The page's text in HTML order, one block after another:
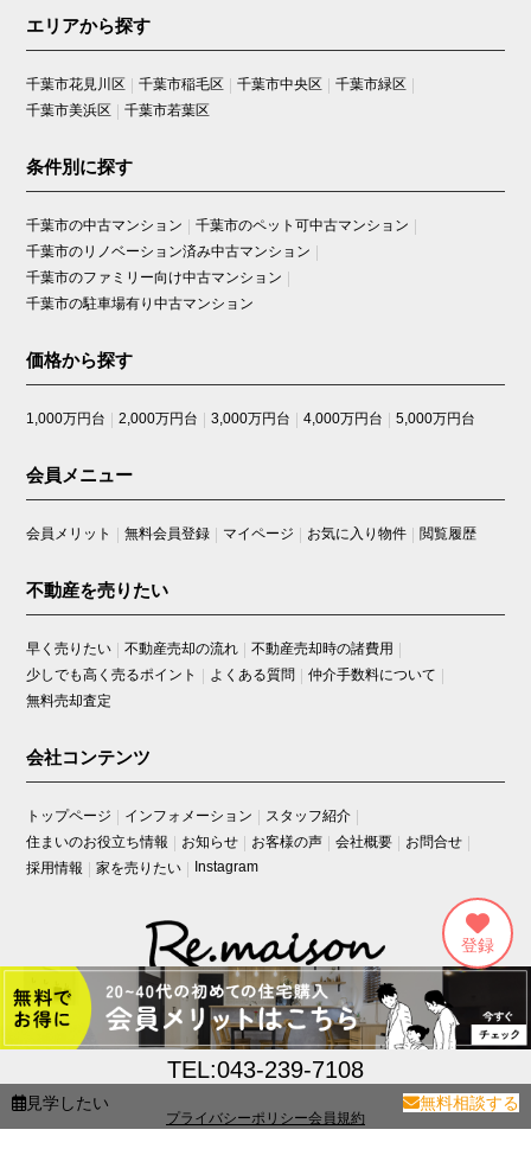
エリアから探す
千葉市花見川区 千葉市稲毛区 千葉市中央区
千葉市緑区
千葉市美浜区
千葉市若葉区
条件別に探す
千葉市の中古マンション
千葉市のペット可中古マンション
千葉市のリノベーション済み中古マンション
千葉市のファミリー向け中古マンション
千葉市の駐車場有り中古マンション
価格から探す
1,000万円台 2,000万円台 3,000万円台 4,000万円台 5,000万円台
会員メニュー
会員メリット 無料会員登録 マイページ お気に入り物件 閲覧履歴
不動産を売りたい
早く売りたい 不動産売却の流れ
不動産売却時の諸費用
少しでも高く売るポイント
よくある質問
仲介手数料について
無料売却査定
会社コンテンツ
トップページ インフォメーション
スタッフ紹介
住まいのお役立ち情報
お知らせ お客様の声 会社概要
お問合せ
採用情報
家を売りたい Instagram
〒260-0033
千葉県千葉市中央区春日2丁目21-11遠藤ビル3階
TEL:043-239-7108
プライバシーポリシー会員規約
見学したい 無料相談する